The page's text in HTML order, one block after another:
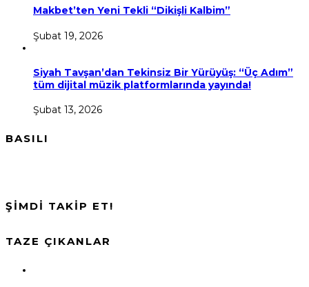
Makbet’ten Yeni Tekli “Dikişli Kalbim”
Şubat 19, 2026
Siyah Tavşan’dan Tekinsiz Bir Yürüyüş: “Üç Adım”
tüm dijital müzik platformlarında yayında!
Şubat 13, 2026
BASILI
ŞİMDİ TAKİP ET!
TAZE ÇIKANLAR